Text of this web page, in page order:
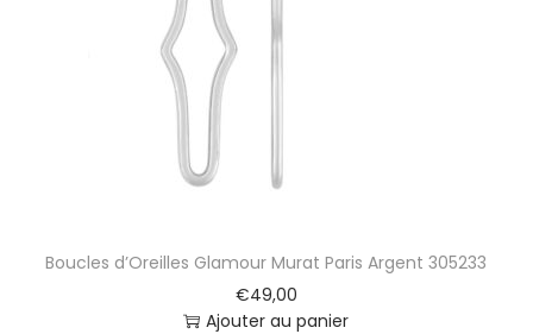
Boucles d’Oreilles Glamour Murat Paris Argent 305233
€49,00
Ajouter au panier